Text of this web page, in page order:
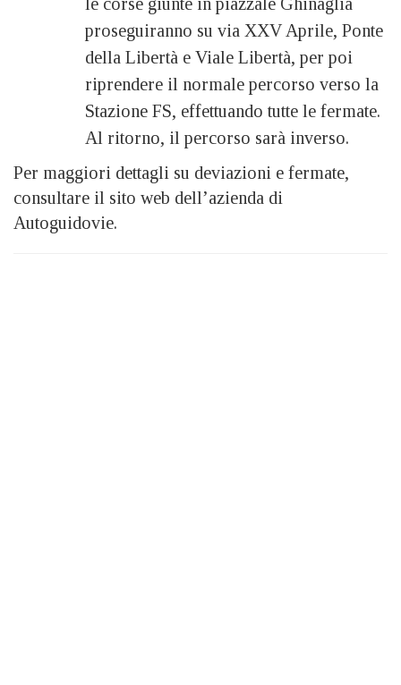
le corse giunte in piazzale Ghinaglia
proseguiranno su via XXV Aprile, Ponte
della Libertà e Viale Libertà, per poi
riprendere il normale percorso verso la
Stazione FS, effettuando tutte le fermate.
Al ritorno, il percorso sarà inverso.
Per maggiori dettagli su deviazioni e fermate,
consultare il sito web dell’azienda di
Autoguidovie.